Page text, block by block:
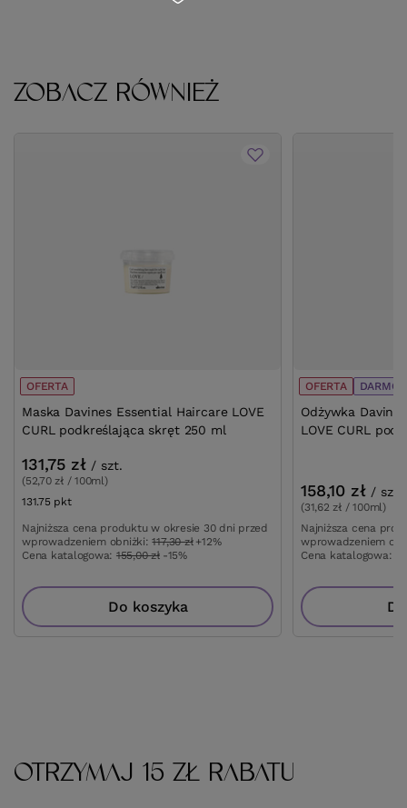
ZOBACZ RÓWNIEŻ
OFERTA
Maska Davines Essential Haircare LOVE
CURL podkreślająca skręt 250 ml
131,75 zł / szt.
(52,70 zł / 100ml)
131.75 pktpunktów
Najniższa cena produktu w okresie 30 dni przed
wprowadzeniem obniżki:117,30 zł +12%
Cena katalogowa: 155,00 zł -15%
Do koszyka
OFERTA
Odżywka
LOVE CURL
158,10 zł / szt.
(31,62 zł / 100ml)
Najniższa cena
wprowadzeniem
Cena katalogowa:
OTRZYMAJ 15 ZŁ RABATU